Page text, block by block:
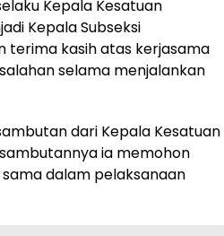
Kepala Kesatuan
Kepala Subseksi
terima kasih atas kerjasama
selama menjalankan
dari Kepala Kesatuan
ia memohon
dalam pelaksanaan